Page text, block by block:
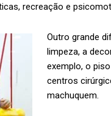
recreação e
Outro grande
limpeza, a
exemplo, o
centros
machuquem.